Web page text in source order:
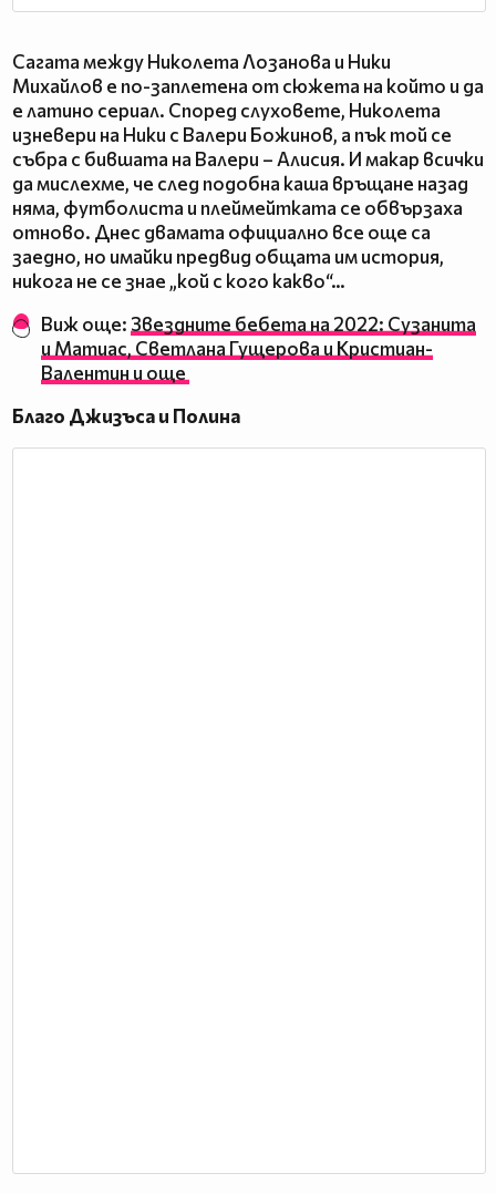
Сагата между Николета Лозанова и Ники
Михайлов е по-заплетена от сюжета на който и да
е латино сериал. Според слуховете, Николета
изневери на Ники с Валери Божинов, а пък той се
събра с бившата на Валери – Алисия. И макар всички
да мислехме, че след подобна каша връщане назад
няма, футболиста и плеймейтката се обвързаха
отново. Днес двамата официално все още са
заедно, но имайки предвид общата им история,
никога не се знае „кой с кого какво“…
Виж още: Звездните бебета на 2022: Сузанита
и Матиас, Светлана Гущерова и Кристиан-
Валентин и още
Благо Джизъса и Полина